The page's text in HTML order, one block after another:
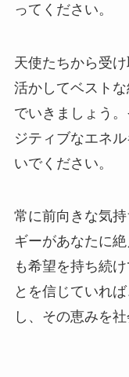
ってください。
天使たちから受
活かしてベスト
でいきましょう
ジティブなエネ
いでください。
常に前向きな気
ギーがあなたに
も希望を持ち続
とを信じていれ
し、その恵みを